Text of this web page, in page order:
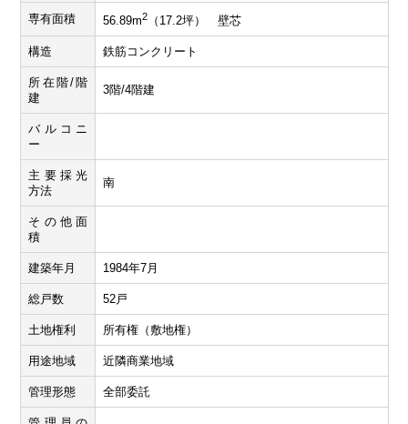
専有面積 56.89m2 （17.2坪） 壁芯
構造 鉄筋コンクリート
所在階/階
建
3階/4階建
バルコニ
ー
主要採光
方法
南
その他面
積
建築年月 1984年7月
総戸数 52戸
土地権利 所有権（敷地権）
用途地域 近隣商業地域
管理形態 全部委託